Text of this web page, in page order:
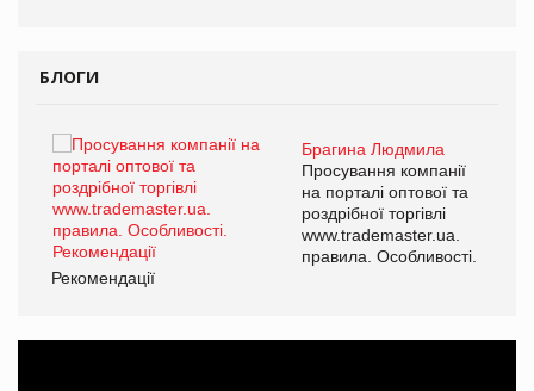
БЛОГИ
Брагина Людмила
Просування компанії
на порталі оптової та
роздрібної торгівлі
www.trademaster.ua.
правила. Особливості.
Рекомендації